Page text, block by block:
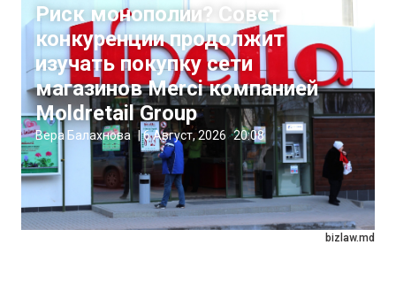
bizlaw.md
Риск монополии? Совет
конкуренции продолжит
изучать покупку сети
магазинов Merci компанией
Moldretail Group
Вера Балахнова | 6 Август, 2026 20:08